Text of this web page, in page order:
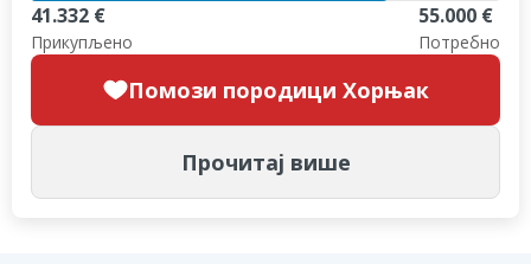
41.332 €
Прикупљено
55.000 €
Потребно
Помози породици Хорњак
Прочитај више